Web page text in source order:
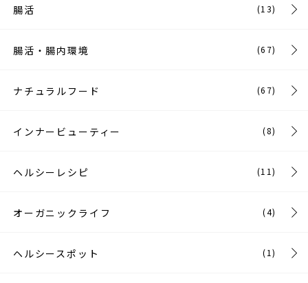
腸活 (13)
腸活・腸内環境 (67)
ナチュラルフード (67)
インナービューティー (8)
ヘルシーレシピ (11)
オーガニックライフ (4)
ヘルシースポット (1)